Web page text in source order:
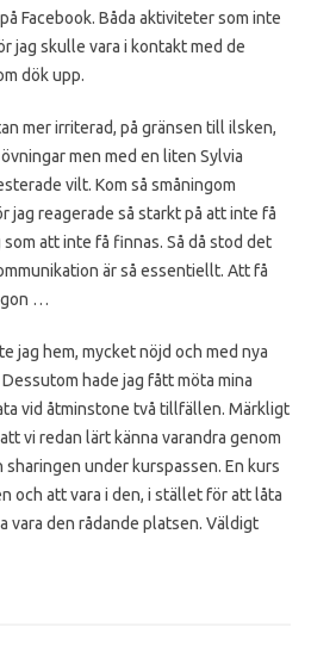
Facebook. Båda aktiviteter som inte
jag skulle vara i kontakt med de
dök upp.
mer irriterad, på gränsen till ilsken,
men med en liten Sylvia
vilt. Kom så småningom
jag reagerade så starkt på att inte få
att inte få finnas. Så då stod det
är så essentiellt. Att få
…
jag hem, mycket nöjd och med nya
hade jag fått möta mina
vid åtminstone två tillfällen. Märkligt
vi redan lärt känna varandra genom
under kurspassen. En kurs
och att vara i den, i stället för att låta
vara den rådande platsen. Väldigt